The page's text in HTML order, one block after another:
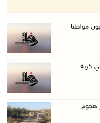
ال ...
في عدة مناطق ...
اللوز ...
مواطنا
خربة
هجوم